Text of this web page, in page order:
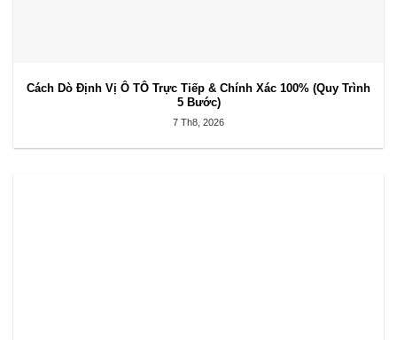
Cách Dò Định Vị Ô TÔ Trực Tiếp & Chính Xác 100% (Quy Trình
5 Bước)
7 Th8, 2026